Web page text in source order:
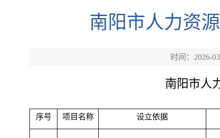
南阳市人力资
时间：2026-
南阳市人
序号 项目名称 设立依据